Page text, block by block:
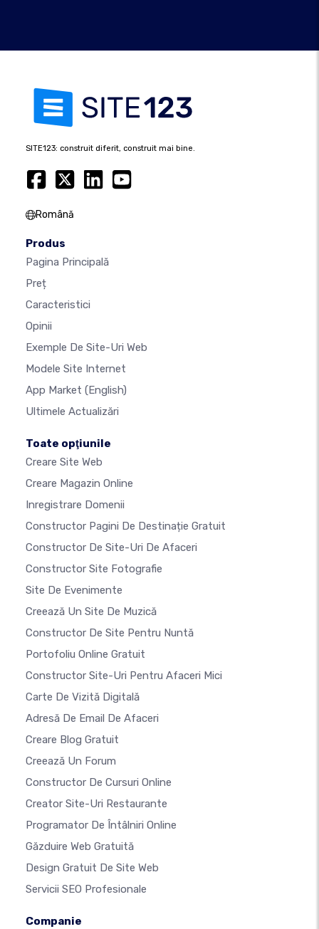
SITE123: construit diferit, construit mai bine.
Română
Produs
Pagina Principală
Preț
Caracteristici
Opinii
Exemple De Site-Uri Web
Modele Site Internet
App Market (English)
Ultimele Actualizări
Toate opţiunile
Creare Site Web
Creare Magazin Online
Inregistrare Domenii
Constructor Pagini De Destinație Gratuit
Constructor De Site-Uri De Afaceri
Constructor Site Fotografie
Site De Evenimente
Creează Un Site De Muzică
Constructor De Site Pentru Nuntă
Portofoliu Online Gratuit
Constructor Site-Uri Pentru Afaceri Mici
Carte De Vizită Digitală
Adresă De Email De Afaceri
Creare Blog Gratuit
Creează Un Forum
Constructor De Cursuri Online
Creator Site-Uri Restaurante
Programator De Întâlniri Online
Găzduire Web Gratuită
Design Gratuit De Site Web
Servicii SEO Profesionale
Companie